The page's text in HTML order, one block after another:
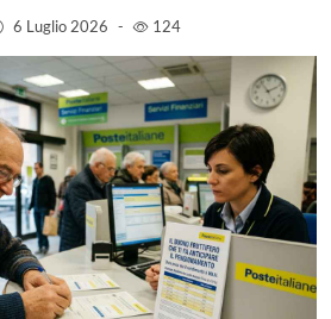
6 Luglio 2026 - 124